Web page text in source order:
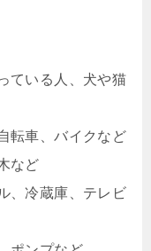
ている人、犬や猫
転車、バイクなど
など
、冷蔵庫、テレビ